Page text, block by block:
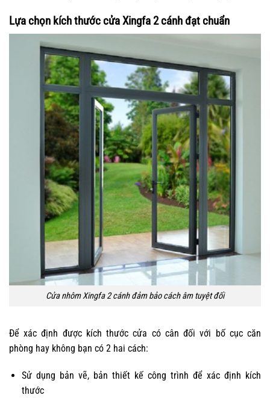
Lựa chọn kích thước cửa Xingfa 2 cánh đạt chuẩn
Cửa nhôm Xingfa 2 cánh đảm bảo cách âm tuyệt đối
Để xác định được kích thước cửa có cân đối với bố cục căn
phòng hay không bạn có 2 hai cách:
Sử dụng bản vẽ, bản thiết kế công trình để xác định kích
thước